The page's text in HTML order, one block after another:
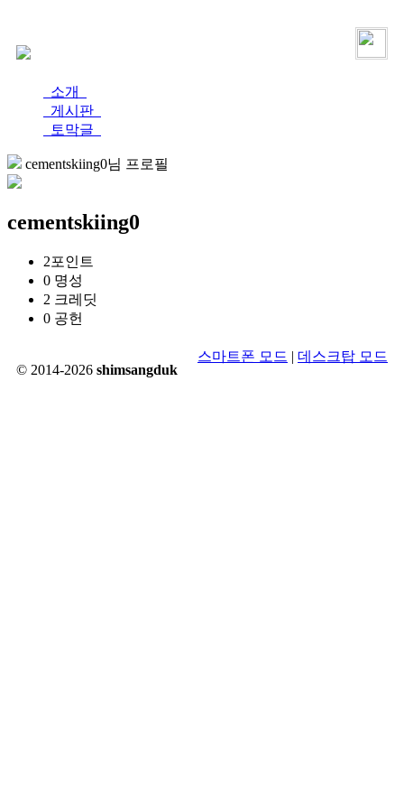
소개
게시판
토막글
cementskiing0님 프로필
cementskiing0
2포인트
0 명성
2 크레딧
0 공헌
© 2014-2026 shimsangduk
스마트폰 모드 | 데스크탑 모드